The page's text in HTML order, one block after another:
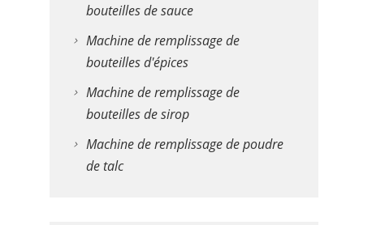
bouteilles de sauce
Machine de remplissage de
bouteilles d'épices
Machine de remplissage de
bouteilles de sirop
Machine de remplissage de poudre
de talc